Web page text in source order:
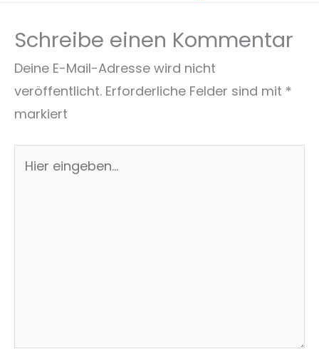
Schreibe einen Kommentar
Deine E-Mail-Adresse wird nicht
veröffentlicht. Erforderliche Felder sind mit *
markiert
eingeben…